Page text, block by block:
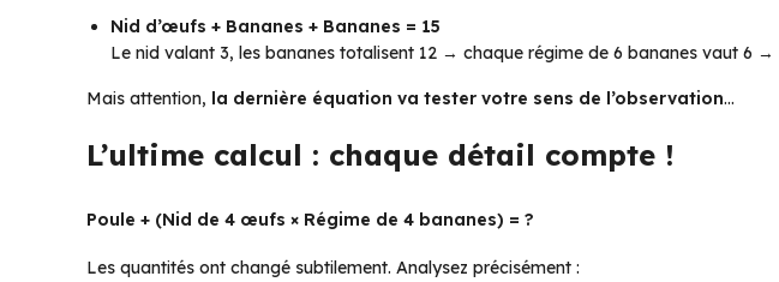
Nid d’œufs + Bananes + Bananes = 15
Le nid valant 3, les bananes totalisent 12 → chaque régime de 6 bananes vaut 6 →
Mais attention, la dernière équation va tester votre sens de l’observation…
L’ultime calcul : chaque détail compte !
Poule + (Nid de 4 œufs × Régime de 4 bananes) = ?
Les quantités ont changé subtilement. Analysez précisément :